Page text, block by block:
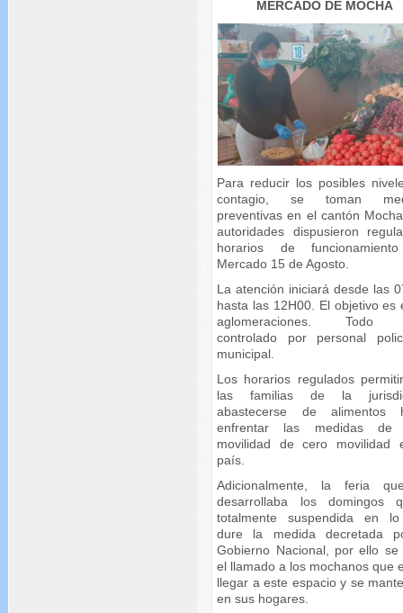
MERCADO DE MOCHA
Para reducir los posibles
contagio, se toman
preventivas en el cantón
autoridades dispusieron
horarios de
Mercado 15 de Agosto.
La atención iniciará desde las
hasta las 12H00. El objetivo es
aglomeraciones. Todo
controlado por personal
municipal.
Los horarios regulados
las familias de la
abastecerse de alimentos
enfrentar las medidas de
movilidad de cero movilidad
país.
Adicionalmente, la feria
desarrollaba los domingos
totalmente suspendida en
dure la medida decretada
Gobierno Nacional, por ello se
el llamado a los mochanos que
llegar a este espacio y se
en sus hogares.